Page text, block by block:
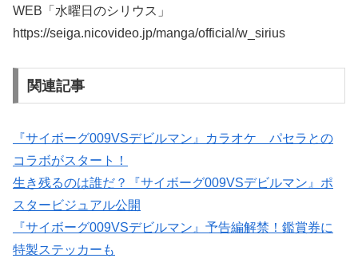
WEB「水曜日のシリウス」
https://seiga.nicovideo.jp/manga/official/w_sirius
関連記事
『サイボーグ009VSデビルマン』カラオケ パセラとの
コラボがスタート！
生き残るのは誰だ？『サイボーグ009VSデビルマン』ポ
スタービジュアル公開
『サイボーグ009VSデビルマン』予告編解禁！鑑賞券に
特製ステッカーも